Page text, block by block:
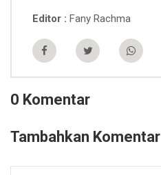
Editor Fany Rachma
0 Komentar
Tambahkan Komentar